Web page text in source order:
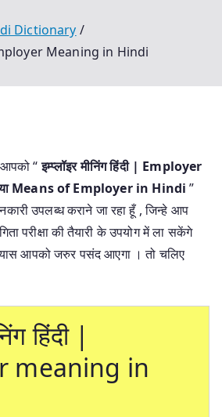
Dictionary
Employer Meaning in Hindi
“इम्प्लॉइर मीनिंग हिंदी | Employer
Means of Employer in Hindi”
उपलब्ध कराने जा रहा हूँ , जिन्हे आप
परीक्षा की तैयारी के उपयोग में ला सकेंगे
आपको जरुर पसंद आएगा । तो चलिए
हिंदी |
meaning in